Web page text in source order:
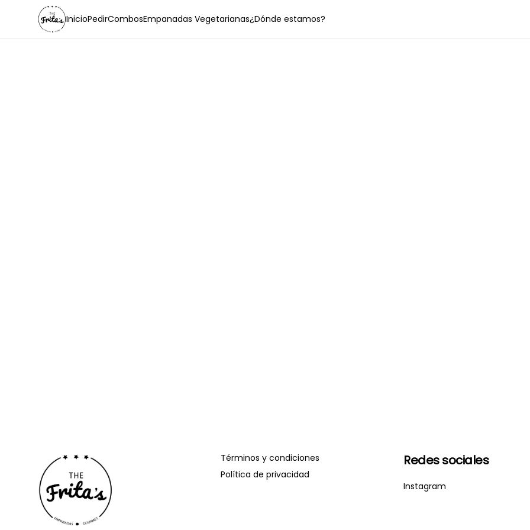
InicioPedirCombosEmpanadas Vegetarianas¿Dónde estamos?
Términos y condiciones
Política de privacidad
Redes sociales
Instagram